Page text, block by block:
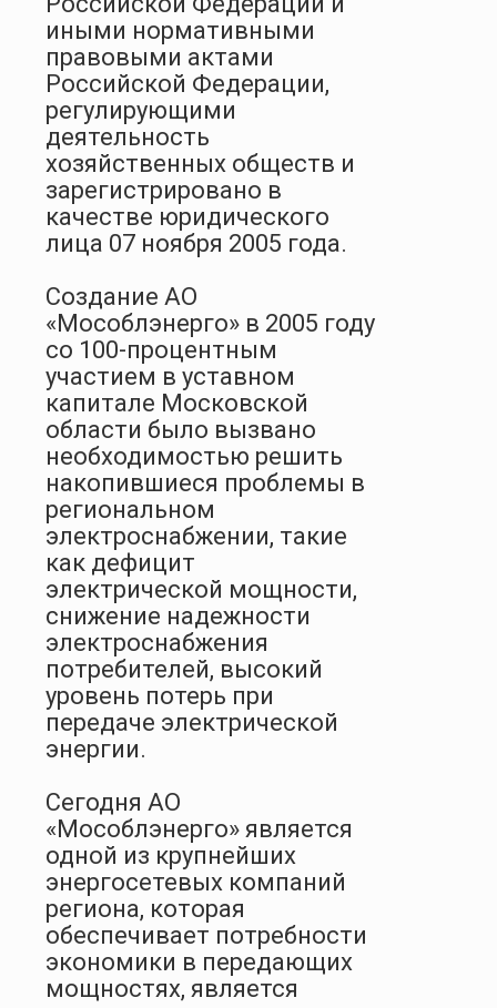
иными нормативными
правовыми актами
Российской Федерации,
регулирующими
деятельность
хозяйственных обществ и
зарегистрировано в
качестве юридического
лица 07 ноября 2005 года.
Создание АО
«Мособлэнерго» в 2005 году
со 100-процентным
участием в уставном
капитале Московской
области было вызвано
необходимостью решить
накопившиеся проблемы в
региональном
электроснабжении, такие
как дефицит
электрической мощности,
снижение надежности
электроснабжения
потребителей, высокий
уровень потерь при
передаче электрической
энергии.
Сегодня АО
«Мособлэнерго» является
одной из крупнейших
энергосетевых компаний
региона, которая
обеспечивает потребности
экономики в передающих
мощностях, является